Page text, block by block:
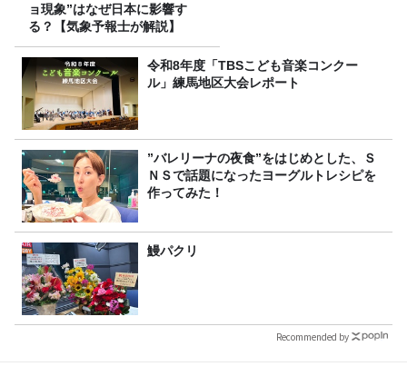
ョ現象”はなぜ日本に影響す
る？【気象予報士が解説】
令和8年度「TBSこども音楽コンクー
ル」練馬地区大会レポート
”バレリーナの夜食”をはじめとした、Ｓ
ＮＳで話題になったヨーグルトレシピを
作ってみた！
鰻パクリ
Recommended by